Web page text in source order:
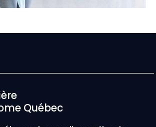
Québec